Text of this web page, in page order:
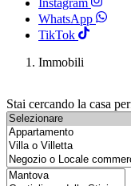
Instagram
WhatsApp
TikTok
Immobili
Stai cercando la casa